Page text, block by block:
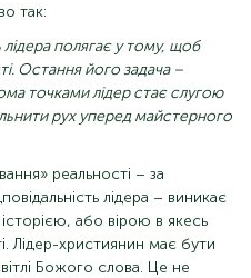
так:
лідера полягає у тому, щоб
Остання його задача –
точками лідер стає слугою
рух уперед майстерного
реальності – за
лідера – виникає
або вірою в якесь
Лідер-християнин має бути
Божого слова. Це не